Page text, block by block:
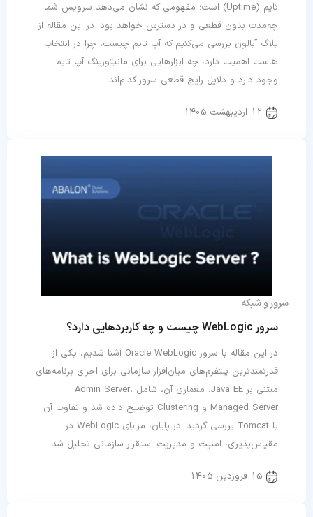
تایم (Uptime) است؛ مفهومی که نشان می‌دهد سرویس شما
چه‌مدت بدون قطعی و در دسترس خواهد بود. در این مقاله از
بلاگ آبالون بررسی می‌کنیم که آپ تایم چیست، چرا در انتخاب
هاست اهمیت دارد، چه ابزارهایی برای مانیتورینگ آپ تایم
وجود دارد و دلایل رایج قطعی سرور کدام‌اند.
12 اردیبهشت 1405
سرور WebLogic چیست و چه کاربردهایی دارد؟
در این مقاله با سرور Oracle WebLogic آشنا شدیم، یکی از
قدرتمندترین پلتفرم‌های میان‌افزار سازمانی برای اجرای برنامه‌های
مبتنی بر Java EE. معماری آن، شامل Admin Server،
Managed Server و Clustering توضیح داده شد و تفاوت آن
با Tomcat بررسی گردید. در پایان، مزایای WebLogic در
مقیاس‌پذیری، امنیت و مدیریت استقرار سازمانی تحلیل شد.
سرور و شبکه
15 فروردین 1405